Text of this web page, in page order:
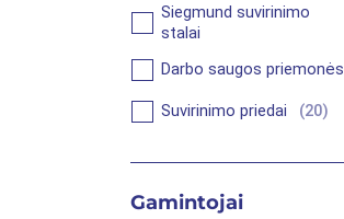
Siegmund suvirinimo
stalai
Darbo saugos priemonės
Suvirinimo priedai (20)
Gamintojai